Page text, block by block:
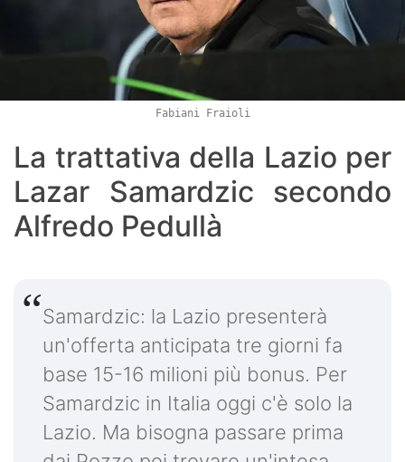
Fabiani Fraioli
La trattativa della Lazio per
Lazar Samardzic secondo
Alfredo Pedullà
Samardzic: la Lazio presenterà
un'offerta anticipata tre giorni fa
base 15-16 milioni più bonus. Per
Samardzic in Italia oggi c'è solo la
Lazio. Ma bisogna passare prima